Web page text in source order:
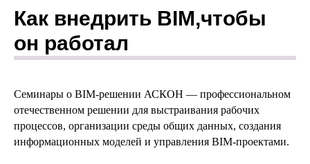
Как внедрить BIM,чтобы
он работал
Семинары о BIM-решении АСКОН — профессиональном
отечественном решении для выстраивания рабочих
процессов, организации среды общих данных, создания
информационных моделей и управления BIM-проектами.